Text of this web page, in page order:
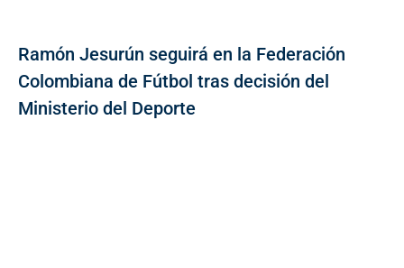
Ramón Jesurún seguirá en la Federación
Colombiana de Fútbol tras decisión del
Ministerio del Deporte